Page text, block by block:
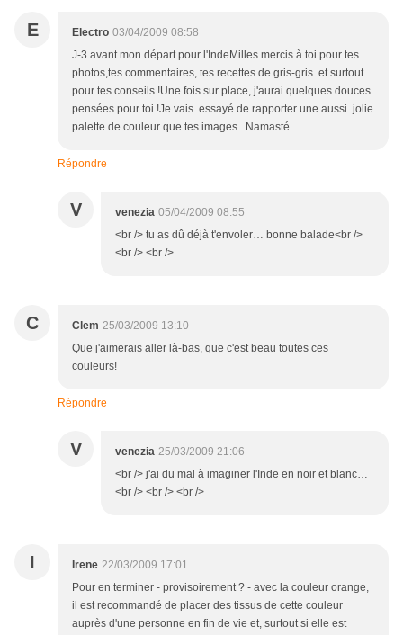
E Electro 03/04/2009 08:58
J-3 avant mon départ pour l'IndeMilles mercis à toi pour tes
photos,tes commentaires, tes recettes de gris-gris et surtout
pour tes conseils !Une fois sur place, j'aurai quelques douces
pensées pour toi !Je vais essayé de rapporter une aussi jolie
palette de couleur que tes images...Namasté
Répondre
V venezia 05/04/2009 08:55
<br /> tu as dû déjà t'envoler… bonne balade<br />
<br /> <br />
C Clem 25/03/2009 13:10
Que j'aimerais aller là-bas, que c'est beau toutes ces
couleurs!
Répondre
V venezia 25/03/2009 21:06
<br /> j'ai du mal à imaginer l'Inde en noir et blanc…
<br /> <br /> <br />
I Irene 22/03/2009 17:01
Pour en terminer - provisoirement ? - avec la couleur orange,
il est recommandé de placer des tissus de cette couleur
auprès d'une personne en fin de vie et, surtout si elle est